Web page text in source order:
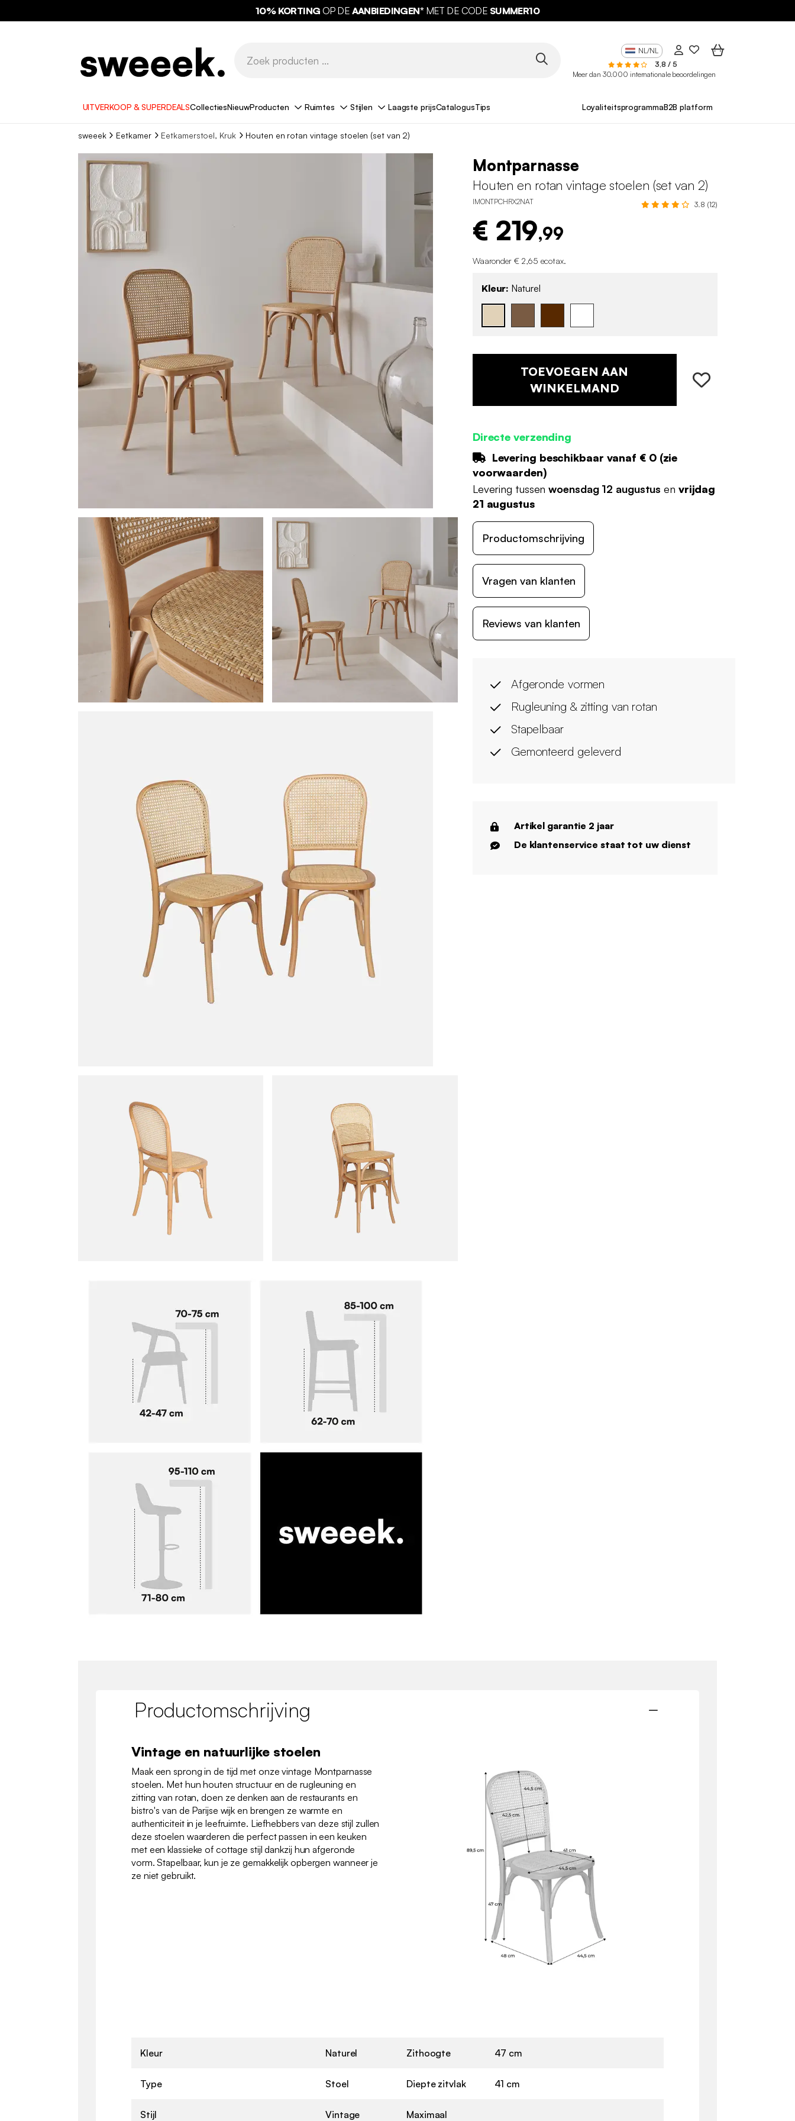
10% KORTING OP DE AANBIEDINGEN*MET DE CODE SUMMER10
NL/NL
3,8 / 5
Meer dan 30.000 internationale beoordelingen
UITVERKOOP & SUPERDEALSCollectiesNieuwProducten Ruimtes Stijlen Laagste prijsCatalogusTips LoyaliteitsprogrammaB2B platform
sweeek Eetkamer Eetkamerstoel, Kruk Houten en rotan vintage stoelen (set van 2)
Montparnasse
Houten en rotan vintage stoelen (set van 2)
IMONTPCHRX2NAT 3.8 (12)
€ 219,99
Waaronder € 2,65 ecotax.
Kleur: Naturel
TOEVOEGEN AAN
WINKELMAND
Directe verzending
Levering beschikbaar vanaf € 0(zie
voorwaarden)
Levering tussenwoensdag 12 augustus en vrijdag
21 augustus
Productomschrijving
Vragen van klanten
Reviews van klanten
Afgeronde vormen
Rugleuning & zitting van rotan
Stapelbaar
Gemonteerd geleverd
Artikel garantie 2 jaar
De klantenservice staat tot uw dienst
Productomschrijving
Vintage en natuurlijke stoelen
Maak een sprong in de tijd met onze vintage Montparnasse
stoelen. Met hun houten structuur en de rugleuning en
zitting van rotan, doen ze denken aan de restaurants en
bistro's van de Parijse wijk en brengen ze warmte en
authenticiteit in je leefruimte. Liefhebbers van deze stijl zullen
deze stoelen waarderen die perfect passen in een keuken
met een klassieke of cottage stijl dankzij hun afgeronde
vorm. Stapelbaar, kun je ze gemakkelijk opbergen wanneer je
ze niet gebruikt.
Kleur Naturel
Type Stoel
Stijl Vintage
Zithoogte 47 cm
Diepte zitvlak 41 cm
Maximaal